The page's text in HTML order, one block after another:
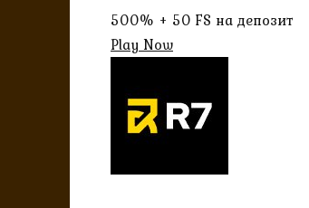
500% + 50 FS на депозит
Play Now